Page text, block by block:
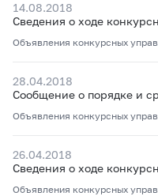
14.08.2018
Сведения о ходе
Объявления конкурсных
28.04.2018
Сообщение о порядке и
Объявления конкурсных
26.04.2018
Сведения о ходе
Объявления конкурсных